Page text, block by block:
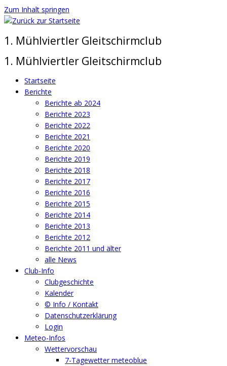
Zum Inhalt springen
1. Mühlviertler Gleitschirmclub
1. Mühlviertler Gleitschirmclub
Startseite
Berichte
Berichte ab 2024
Berichte 2023
Berichte 2022
Berichte 2021
Berichte 2020
Berichte 2019
Berichte 2018
Berichte 2017
Berichte 2016
Berichte 2015
Berichte 2014
Berichte 2013
Berichte 2012
Berichte 2011 und älter
alle News
Club-Info
Clubgeschichte
Kalender
© Info / Kontakt
Datenschutzerklärung
Login
Meteo-Infos
Wettervorschau
7-Tagewetter meteoblue